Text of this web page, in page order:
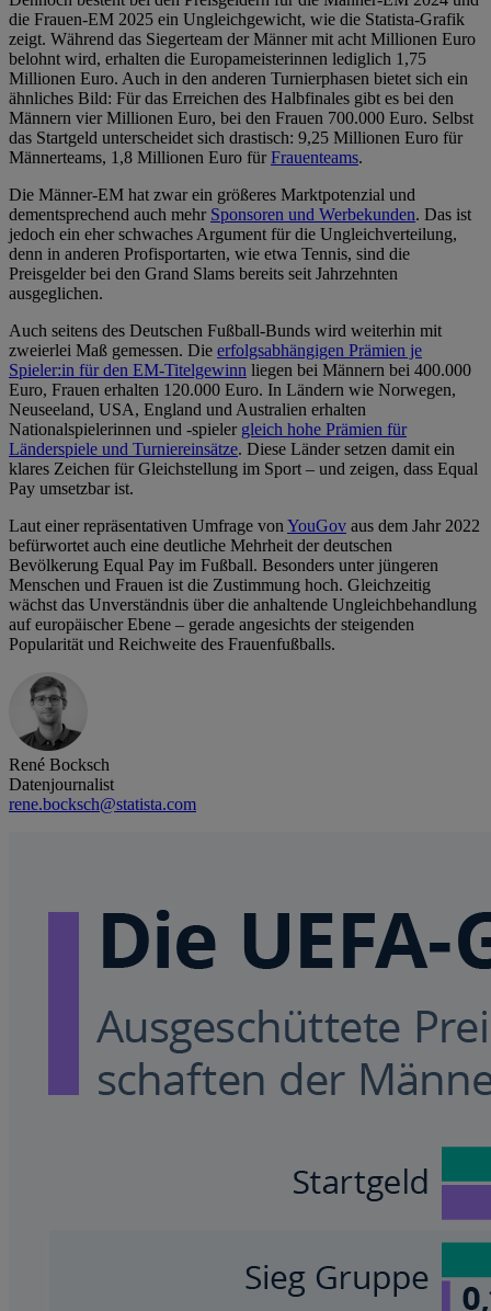
die Frauen-EM 2025 ein Ungleichgewicht, wie die Statista-Grafik
zeigt. Während das Siegerteam der Männer mit acht Millionen Euro
belohnt wird, erhalten die Europameisterinnen lediglich 1,75
Millionen Euro. Auch in den anderen Turnierphasen bietet sich ein
ähnliches Bild: Für das Erreichen des Halbfinales gibt es bei den
Männern vier Millionen Euro, bei den Frauen 700.000 Euro. Selbst
das Startgeld unterscheidet sich drastisch: 9,25 Millionen Euro für
Männerteams, 1,8 Millionen Euro fürFrauenteams.
Die Männer-EM hat zwar ein größeres Marktpotenzial und
dementsprechend auch mehr Sponsoren und Werbekunden. Das ist
jedoch ein eher schwaches Argument für die Ungleichverteilung,
denn in anderen Profisportarten, wie etwa Tennis, sind die
Preisgelder bei den Grand Slams bereits seit Jahrzehnten
ausgeglichen.
Auch seitens des Deutschen Fußball-Bunds wird weiterhin mit
zweierlei Maß gemessen. Die erfolgsabhängigen Prämien je
Spieler:in für den EM-Titelgewinn liegen bei Männern bei 400.000
Euro, Frauen erhalten 120.000 Euro. In Ländern wie Norwegen,
Neuseeland, USA, England und Australien erhalten
Nationalspielerinnen und -spieler gleich hohe Prämien für
Länderspiele und Turniereinsätze. Diese Länder setzen damit ein
klares Zeichen für Gleichstellung im Sport – und zeigen, dass Equal
Pay umsetzbar ist.
Laut einer repräsentativen Umfrage vonYouGov aus dem Jahr 2022
befürwortet auch eine deutliche Mehrheit der deutschen
Bevölkerung Equal Pay im Fußball. Besonders unter jüngeren
Menschen und Frauen ist die Zustimmung hoch. Gleichzeitig
wächst das Unverständnis über die anhaltende Ungleichbehandlung
auf europäischer Ebene – gerade angesichts der steigenden
Popularität und Reichweite des Frauenfußballs.
René Bocksch
Datenjournalist
rene.bocksch@statista.com